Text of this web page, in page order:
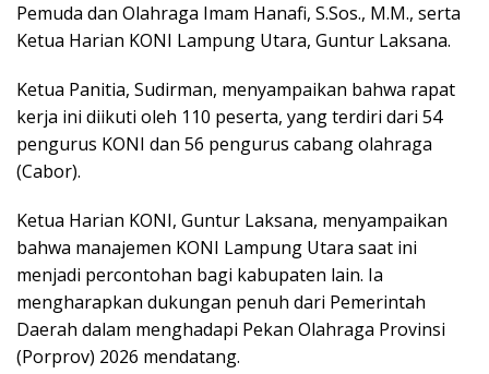
Pemuda dan Olahraga Imam Hanafi, S.Sos., M.M., serta
Ketua Harian KONI Lampung Utara, Guntur Laksana.
Ketua Panitia, Sudirman, menyampaikan bahwa rapat
kerja ini diikuti oleh 110 peserta, yang terdiri dari 54
pengurus KONI dan 56 pengurus cabang olahraga
(Cabor).
Ketua Harian KONI, Guntur Laksana, menyampaikan
bahwa manajemen KONI Lampung Utara saat ini
menjadi percontohan bagi kabupaten lain. Ia
mengharapkan dukungan penuh dari Pemerintah
Daerah dalam menghadapi Pekan Olahraga Provinsi
(Porprov) 2026 mendatang.